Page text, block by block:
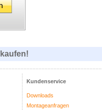
Kundenservice
Downloads
Montageanfragen